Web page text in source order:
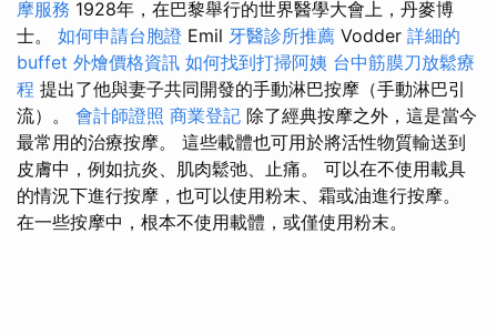
摩服務 1928年，在巴黎舉行的世界醫學大會上，丹麥博
士。 如何申請台胞證 Emil 牙醫診所推薦 Vodder 詳細的
buffet 外燴價格資訊 如何找到打掃阿姨 台中筋膜刀放鬆療
程 提出了他與妻子共同開發的手動淋巴按摩（手動淋巴引
流）。 會計師證照 商業登記 除了經典按摩之外，這是當今
最常用的治療按摩。 這些載體也可用於將活性物質輸送到
皮膚中，例如抗炎、肌肉鬆弛、止痛。 可以在不使用載具
的情況下進行按摩，也可以使用粉末、霜或油進行按摩。
在一些按摩中，根本不使用載體，或僅使用粉末。